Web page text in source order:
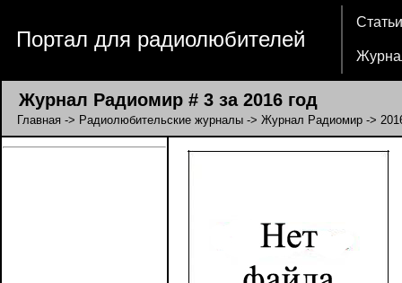
Портал для радиолюбителей
Статьи
Журнал Радиомир # 3 за 2016 год
Главная -> Радиолюбительские журналы -> Журнал Радиомир ->